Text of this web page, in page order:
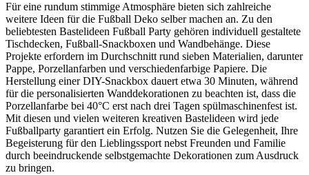
Für eine rundum stimmige Atmosphäre bieten sich zahlreiche
weitere Ideen für die Fußball Deko selber machen an. Zu den
beliebtesten Bastelideen Fußball Party gehören individuell gestaltete
Tischdecken, Fußball-Snackboxen und Wandbehänge. Diese
Projekte erfordern im Durchschnitt rund sieben Materialien, darunter
Pappe, Porzellanfarben und verschiedenfarbige Papiere. Die
Herstellung einer DIY-Snackbox dauert etwa 30 Minuten, während
für die personalisierten Wanddekorationen zu beachten ist, dass die
Porzellanfarbe bei 40°C erst nach drei Tagen spülmaschinenfest ist.
Mit diesen und vielen weiteren kreativen Bastelideen wird jede
Fußballparty garantiert ein Erfolg. Nutzen Sie die Gelegenheit, Ihre
Begeisterung für den Lieblingssport nebst Freunden und Familie
durch beeindruckende selbstgemachte Dekorationen zum Ausdruck
zu bringen.